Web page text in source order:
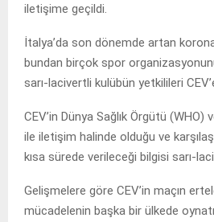
iletişime geçildi.
İtalya’da son dönemde artan
bundan birçok spor
sarı-lacivertli kulübün yetkilileri
CEV’in Dünya Sağlık Örgütü (WHO)
ile iletişim halinde olduğu ve
kısa sürede verileceği bilgisi sarı-
Gelişmelere göre CEV’in maçın
mücadelenin başka bir ülkede